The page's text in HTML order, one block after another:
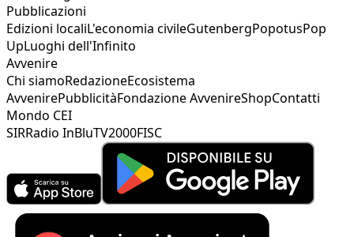
Pubblicazioni
Edizioni localiL'economia civileGutenbergPopotusPop
UpLuoghi dell'Infinito
Avvenire
Chi siamoRedazioneEcosistema
AvvenirePubblicitàFondazione AvvenireShopContatti
Mondo CEI
SIRRadio InBluTV2000FISC